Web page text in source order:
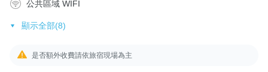
公共區域 WIFI
顯示全部(8)
是否額外收費請依旅宿現場為主